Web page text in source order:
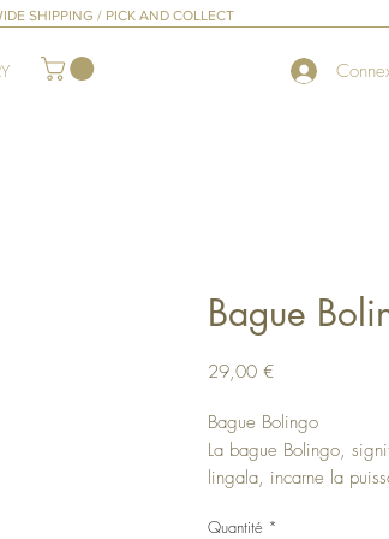
SHIPPING / PICK AND COLLECT
Bague
29,00 €Prix
Bague Bolingo
La bague Bolingo,
lingala, incarne la
l’endroit et l’autre
Quantité *